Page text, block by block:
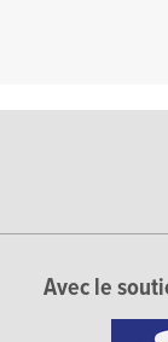
Avec le